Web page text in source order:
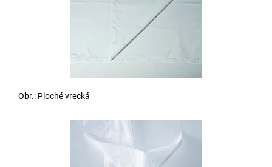
Obr.: Ploché vrecká